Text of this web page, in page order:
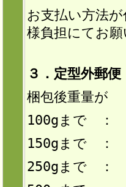
お支払い方法
様負担にてお
３．定型外郵
梱包後重量が
100gまで ：
150g まで ：
250gまで ：